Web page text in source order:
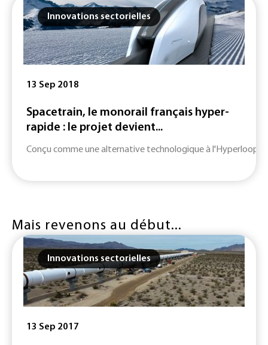
Innovations sectorielles
13 Sep 2018
Spacetrain, le monorail français hyper-
rapide : le projet devient...
Conçu comme une alternative technologique à l'Hyperloop,
Mais revenons au début...
Innovations sectorielles
13 Sep 2017